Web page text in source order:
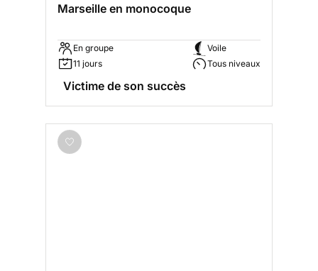
Marseille en monocoque
En groupe
11 jours
Voile
Tous niveaux
Victime de son succès